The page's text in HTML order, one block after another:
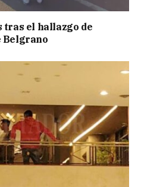
tras el hallazgo de
Belgrano